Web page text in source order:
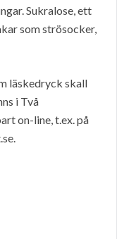
Sukralose, ett
som strösocker,
läskedryck skall
i Två
on-line, t.ex. på